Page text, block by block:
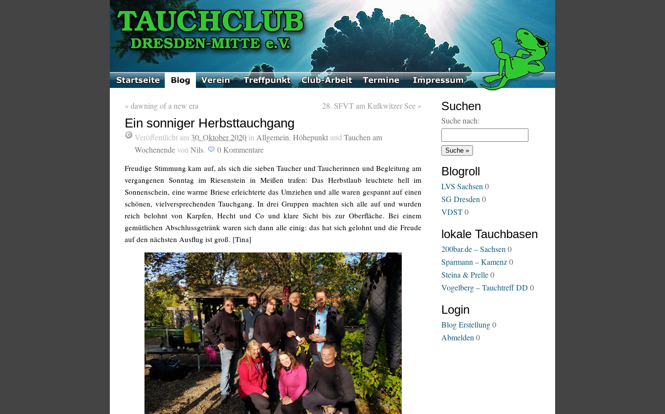
«dawning of a new era 28. SFVT am Kulkwitzer See »
Ein sonniger Herbsttauchgang
Veröffentlicht am 30. Oktober 2020 in Allgemein, Höhepunkt und Tauchen am
Wochenende von Nils. 0 Kommentare
Freudige Stimmung kam auf, als sich die sieben Taucher und Taucherinnen und Begleitung am
vergangenen Sonntag im Riesenstein in Meißen trafen: Das Herbstlaub leuchtete hell im
Sonnenschein, eine warme Briese erleichterte das Umziehen und alle waren gespannt auf einen
schönen, vielversprechenden Tauchgang. In drei Gruppen machten sich alle auf und wurden
reich belohnt von Karpfen, Hecht und Co und klare Sicht bis zur Oberfläche. Bei einem
gemütlichen Abschlussgetränk waren sich dann alle einig: das hat sich gelohnt und die Freude
auf den nächsten Ausflug ist groß. [Tina]
Suchen
Suche nach:
Blogroll
LVS Sachsen 0
SG Dresden 0
VDST0
lokale Tauchbasen
200bar.de – Sachsen 0
Sparmann – Kamenz0
Steina & Prelle0
Vogelberg – Tauchtreff DD 0
Login
Blog Erstellung0
Abmelden 0